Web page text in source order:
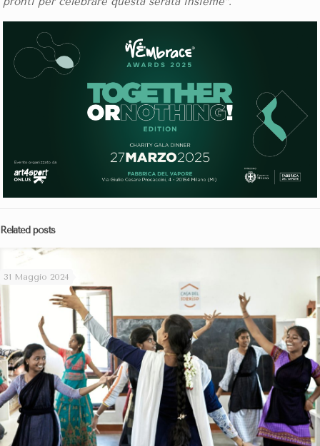
Related posts
31 Maggio 2024